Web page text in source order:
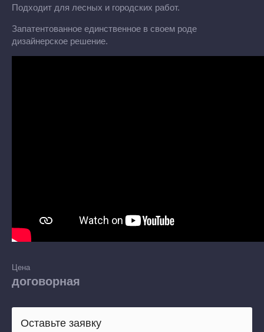
Подходит для лесных и городских работ.
Запатентованное единственное в своем роде
дизайнерское решение.
Цена
договорная
Оставьте заявку